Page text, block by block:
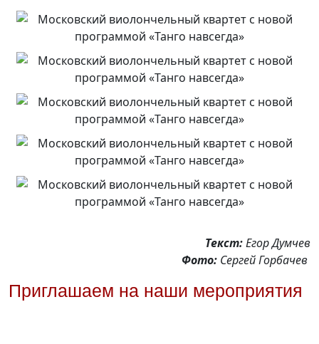
Текст:Егор Думчев
Фото: Cергей Горбачев
Приглашаем на наши мероприятия